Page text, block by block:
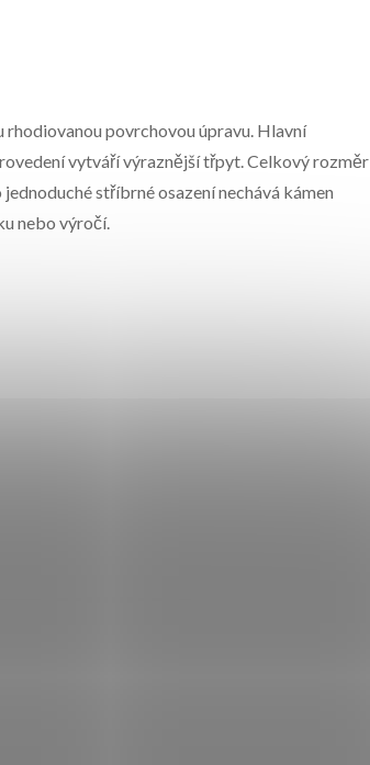
povrchovou úpravu. Hlavní
vytváří výraznější třpyt. Celkový rozměr
stříbrné osazení nechává kámen
nebo výročí.